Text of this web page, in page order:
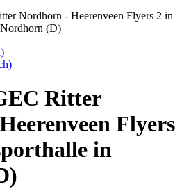
Nordhorn - Heerenveen Flyers 2 in
(D)
Ritter
Flyers
in